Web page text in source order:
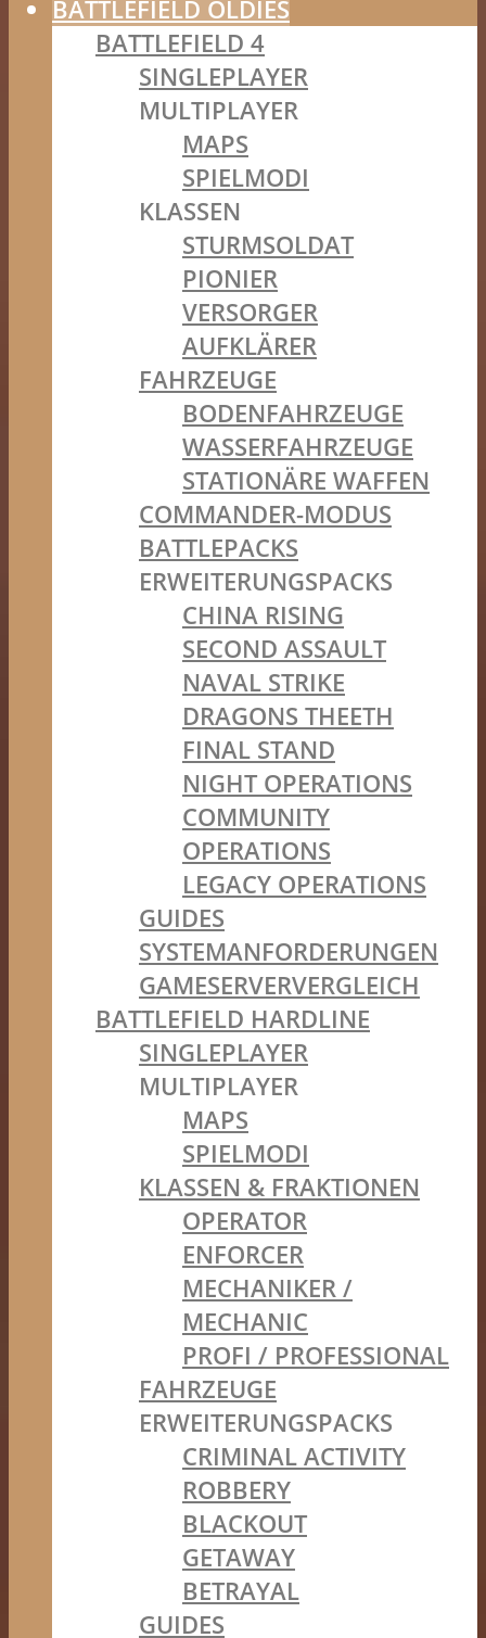
BATTLEFIELD OLDIES
BATTLEFIELD 4
SINGLEPLAYER
MULTIPLAYER
MAPS
SPIELMODI
KLASSEN
STURMSOLDAT
PIONIER
VERSORGER
AUFKLÄRER
FAHRZEUGE
BODENFAHRZEUGE
WASSERFAHRZEUGE
STATIONÄRE WAFFEN
COMMANDER-MODUS
BATTLEPACKS
ERWEITERUNGSPACKS
CHINA RISING
SECOND ASSAULT
NAVAL STRIKE
DRAGONS THEETH
FINAL STAND
NIGHT OPERATIONS
COMMUNITY
OPERATIONS
LEGACY OPERATIONS
GUIDES
SYSTEMANFORDERUNGEN
GAMESERVERVERGLEICH
BATTLEFIELD HARDLINE
SINGLEPLAYER
MULTIPLAYER
MAPS
SPIELMODI
KLASSEN & FRAKTIONEN
OPERATOR
ENFORCER
MECHANIKER /
MECHANIC
PROFI / PROFESSIONAL
FAHRZEUGE
ERWEITERUNGSPACKS
CRIMINAL ACTIVITY
ROBBERY
BLACKOUT
GETAWAY
BETRAYAL
GUIDES